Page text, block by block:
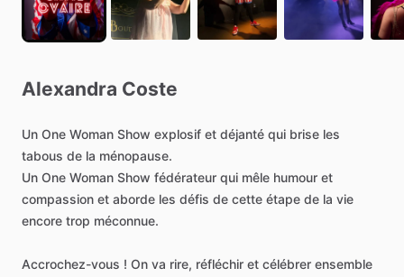
Alexandra Coste
Un One Woman Show explosif et déjanté qui brise les
tabous de la ménopause.
Un One Woman Show fédérateur qui mêle humour et
compassion et aborde les défis de cette étape de la vie
encore trop méconnue.
Accrochez-vous ! On va rire, réfléchir et célébrer ensemble